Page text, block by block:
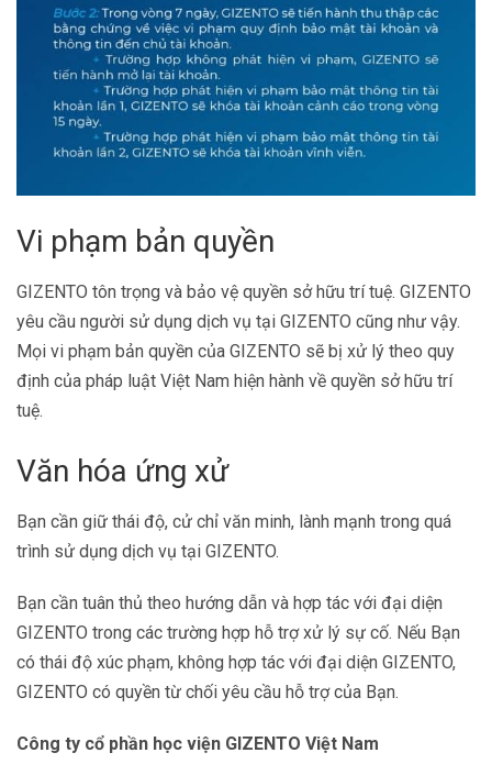
Vi phạm bản quyền
GIZENTO tôn trọng và bảo vệ quyền sở hữu trí tuệ. GIZENTO
yêu cầu người sử dụng dịch vụ tại GIZENTO cũng như vậy.
Mọi vi phạm bản quyền của GIZENTO sẽ bị xử lý theo quy
định của pháp luật Việt Nam hiện hành về quyền sở hữu trí
tuệ.
Văn hóa ứng xử
Bạn cần giữ thái độ, cử chỉ văn minh, lành mạnh trong quá
trình sử dụng dịch vụ tại GIZENTO.
Bạn cần tuân thủ theo hướng dẫn và hợp tác với đại diện
GIZENTO trong các trường hợp hỗ trợ xử lý sự cố. Nếu Bạn
có thái độ xúc phạm, không hợp tác với đại diện GIZENTO,
GIZENTO có quyền từ chối yêu cầu hỗ trợ của Bạn.
Công ty cổ phần học viện GIZENTO Việt Nam